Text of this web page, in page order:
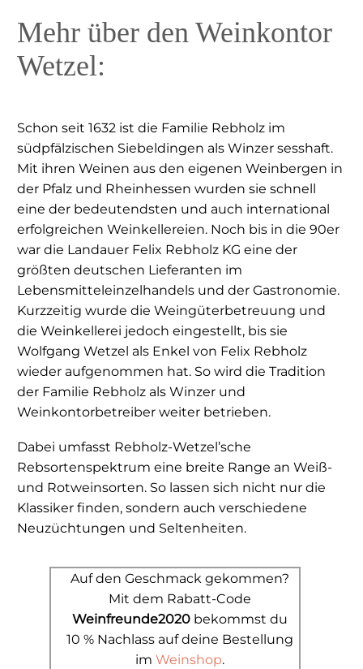
Mehr über den Weinkontor
Wetzel:
Schon seit 1632 ist die Familie Rebholz im
südpfälzischen Siebeldingen als Winzer sesshaft.
Mit ihren Weinen aus den eigenen Weinbergen in
der Pfalz und Rheinhessen wurden sie schnell
eine der bedeutendsten und auch international
erfolgreichen Weinkellereien. Noch bis in die 90er
war die Landauer Felix Rebholz KG eine der
größten deutschen Lieferanten im
Lebensmitteleinzelhandels und der Gastronomie.
Kurzzeitig wurde die Weingüterbetreuung und
die Weinkellerei jedoch eingestellt, bis sie
Wolfgang Wetzel als Enkel von Felix Rebholz
wieder aufgenommen hat. So wird die Tradition
der Familie Rebholz als Winzer und
Weinkontorbetreiber weiter betrieben.
Dabei umfasst Rebholz-Wetzel’sche
Rebsortenspektrum eine breite Range an Weiß-
und Rotweinsorten. So lassen sich nicht nur die
Klassiker finden, sondern auch verschiedene
Neuzüchtungen und Seltenheiten.
Auf den Geschmack gekommen?
Mit dem Rabatt-Code
Weinfreunde2020bekommst du
10 % Nachlass auf deine Bestellung
im Weinshop.